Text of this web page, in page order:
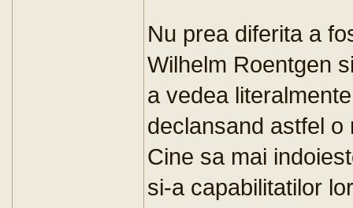
Nu prea diferita a
Wilhelm Roentgen
a vedea
declansand astfel o
Cine sa mai
si-a capabilitatilor